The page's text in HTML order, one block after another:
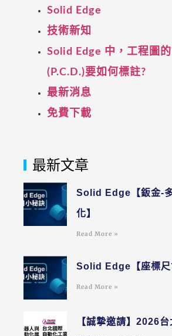
Solid Edge
技術新知
Solid Edge 中，工程圖
(P.C.D.)要如何標註?
最新消息
免費下載
最新文章
Solid Edge【鈑金-
化】
Read More »
Solid Edge【座標尺
Read More »
【誠摯邀請】2026